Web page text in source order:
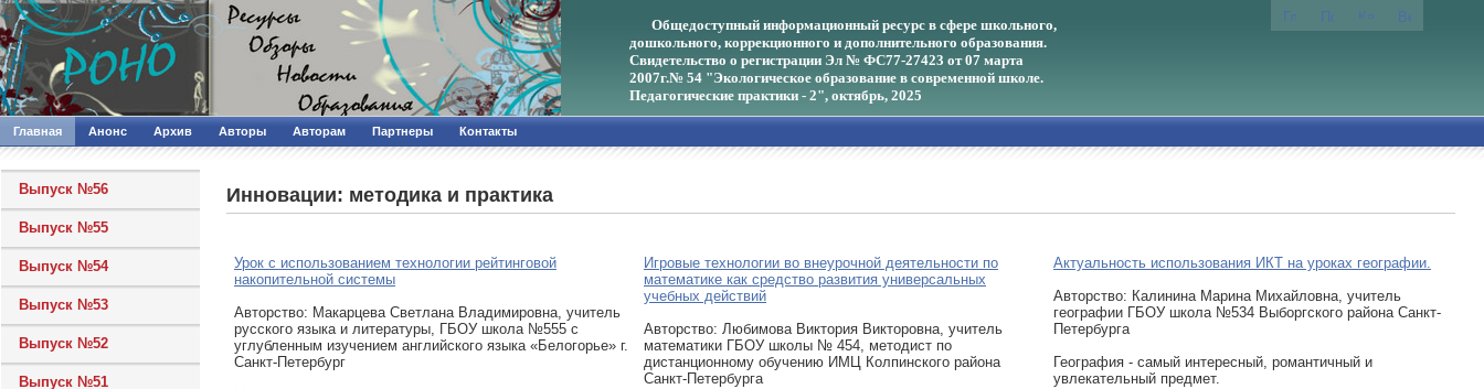
Общедоступный информационный ресурс в сфере школьного,
дошкольного, коррекционного и дополнительного образования.
Свидетельство о регистрации Эл № ФС77-27423 от 07 марта
2007г.№ 54 "Экологическое образование в современной школе.
Педагогические практики - 2", октябрь, 2025
Главная Анонс Архив Авторы Авторам Партнеры Контакты
Выпуск №56
Выпуск №55
Выпуск №54
Выпуск №53
Выпуск №52
Выпуск №51
Инновации: методика и практика
Урок с использованием технологии рейтинговой
накопительной системы
Авторcтво: Макарцева Светлана Владимировна, учитель
русского языка и литературы, ГБОУ школа №555 с
углубленным изучением английского языка «Белогорье» г.
Санкт-Петербург
Игровые технологии во внеурочной деятельности по
математике как средство развития универсальных
учебных действий
Авторcтво: Любимова Виктория Викторовна, учитель
математики ГБОУ школы № 454, методист по
дистанционному обучению ИМЦ Колпинского района
Санкт-Петербурга
Актуальность использования ИКТ на уроках географии.
Авторcтво: Калинина Марина Михайловна, учитель
географии ГБОУ школа №534 Выборгского района Санкт-
Петербурга
География - самый интересный, романтичный и
увлекательный предмет.